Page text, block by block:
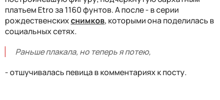
платьем Etro за 1160 фунтов. А после - в серии
рождественскихснимков, которыми она поделилась в
социальных сетях.
Раньше плакала, но теперь я потею,
- отшучивалась певица в комментариях к посту.